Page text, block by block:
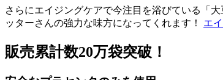
さらにエイジングケアで今注目を浴びている「
ッターさんの強力な味方になってくれます！ エ
販売累計数20万袋突破！